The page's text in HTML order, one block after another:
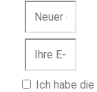
Ich habe die